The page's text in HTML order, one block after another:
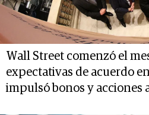
Wall Street comenzó el
expectativas de acuerdo
impulsó bonos y acciones